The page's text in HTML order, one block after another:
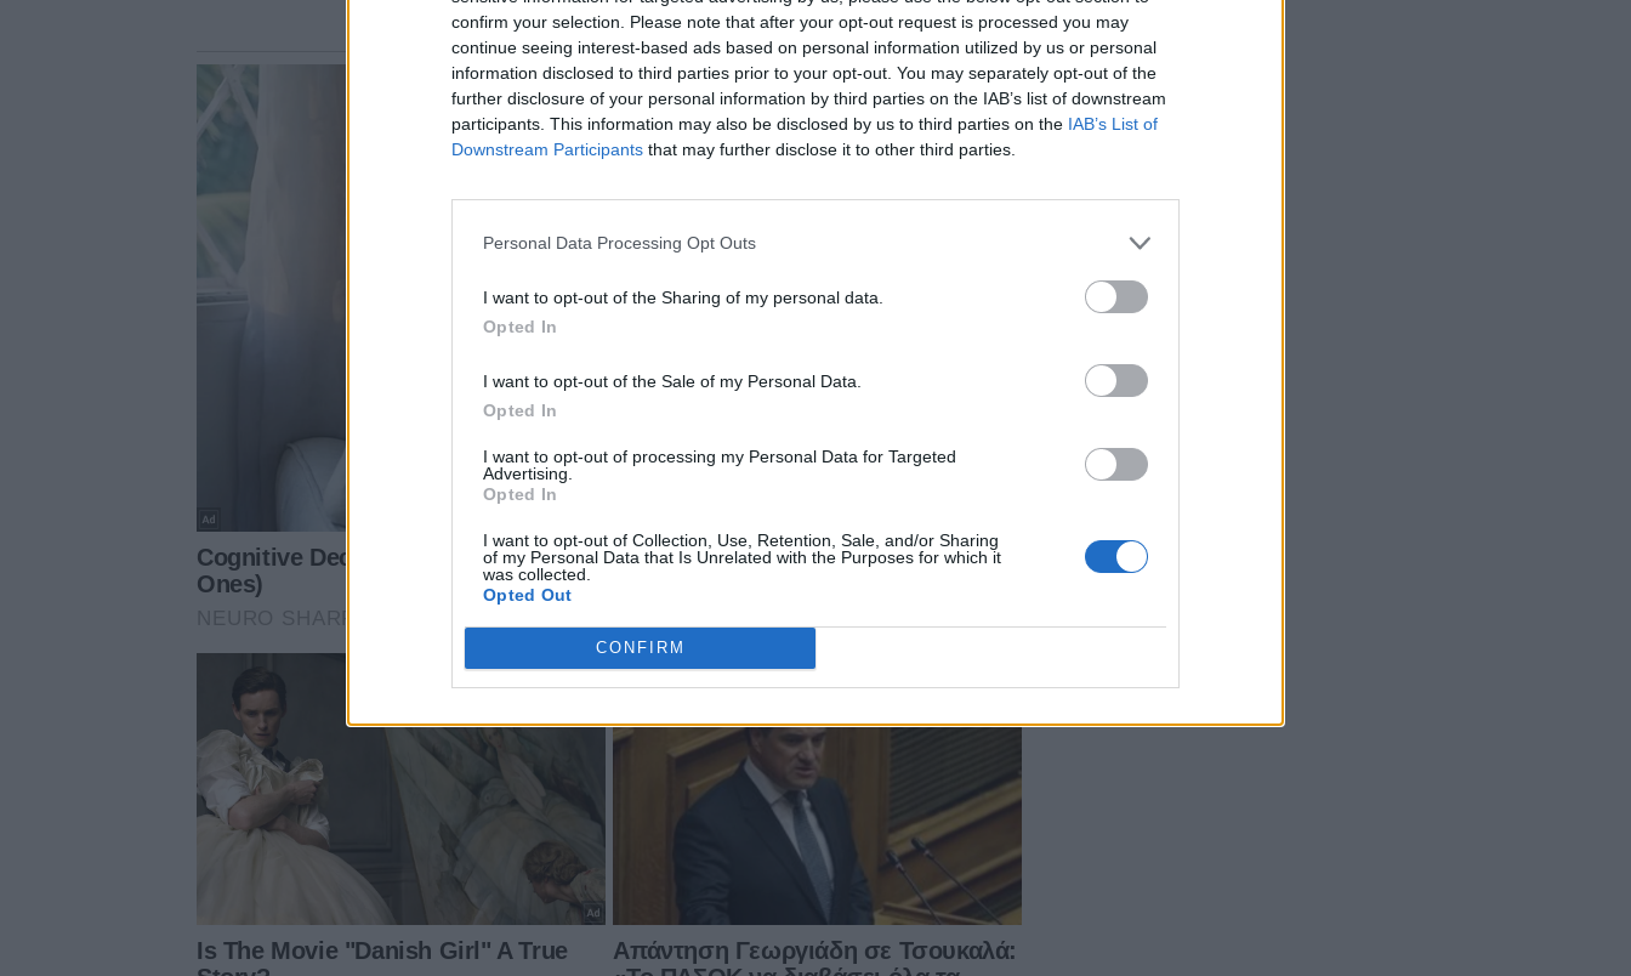
confirm your selection. Please note that after your opt-out request is processed you may
continue seeing interest-based ads based on personal information utilized by us or personal
information disclosed to third parties prior to your opt-out. You may separately opt-out of the
further disclosure of your personal information by third parties on the IAB’s list of downstream
participants. This information may also be disclosed by us to third parties on the IAB’s List of
Downstream Participants that may further disclose it to other third parties.
Personal Data Processing Opt Outs
I want to opt-out of the Sharing of my personal data.
Opted In
I want to opt-out of the Sale of my Personal Data.
Opted In
I want to opt-out of processing my Personal Data for Targeted
Advertising.
Opted In
I want to opt-out of Collection, Use, Retention, Sale, and/or Sharing
of my Personal Data that Is Unrelated with the Purposes for which it
was collected.
Opted Out
CONFIRM